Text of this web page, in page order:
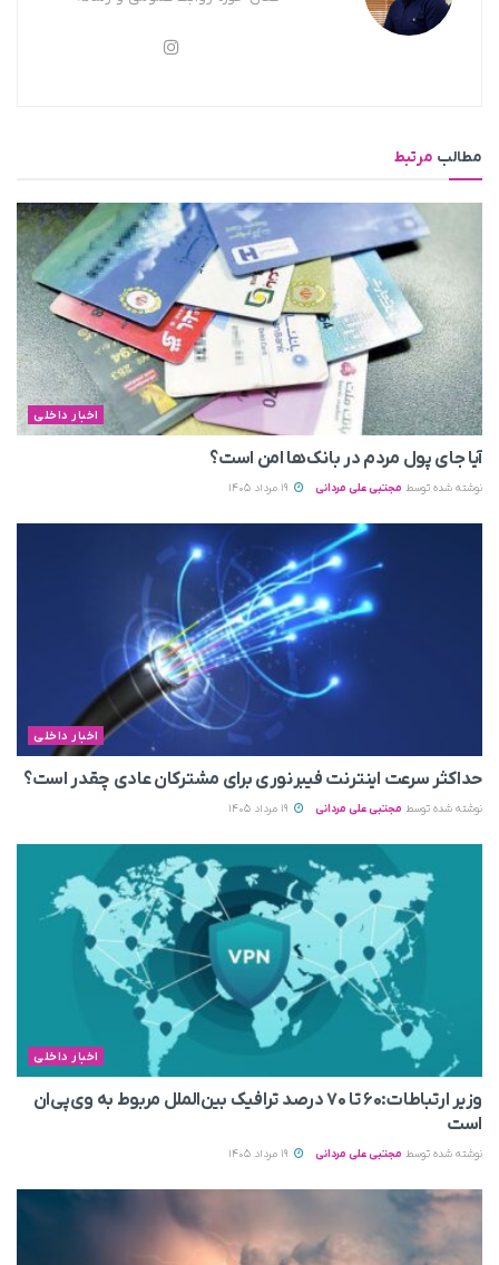
مطالب مرتبط
اخبار داخلی
آیا جای پول مردم در بانک‌ها امن است؟
نوشته شده توسط مجتبی علی مردانی
اخبار داخلی
حداکثر سرعت اینترنت فیبرنوری برای مشترکان عادی چقدر است؟
نوشته شده توسط مجتبی علی مردانی
اخبار داخلی
وزیر ارتباطات:۶۰ تا ۷۰ درصد ترافیک بین‌الملل مربوط به وی‌پی‌ان
است
نوشته شده توسط مجتبی علی مردانی